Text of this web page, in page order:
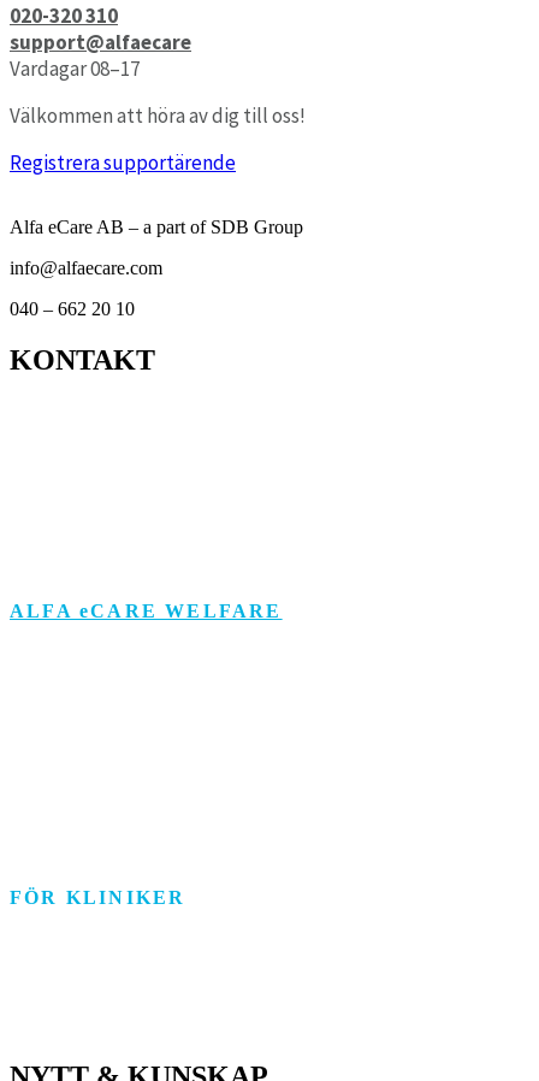
020-320 310
support@alfaecare
Vardagar 08–17
Välkommen att höra av dig till oss!
Registrera supportärende
Alfa eCare AB – a part of SDB Group
info@alfaecare.com
040 – 662 20 10
KONTAKT
ALFA eCARE WELFARE
FÖR KLINIKER